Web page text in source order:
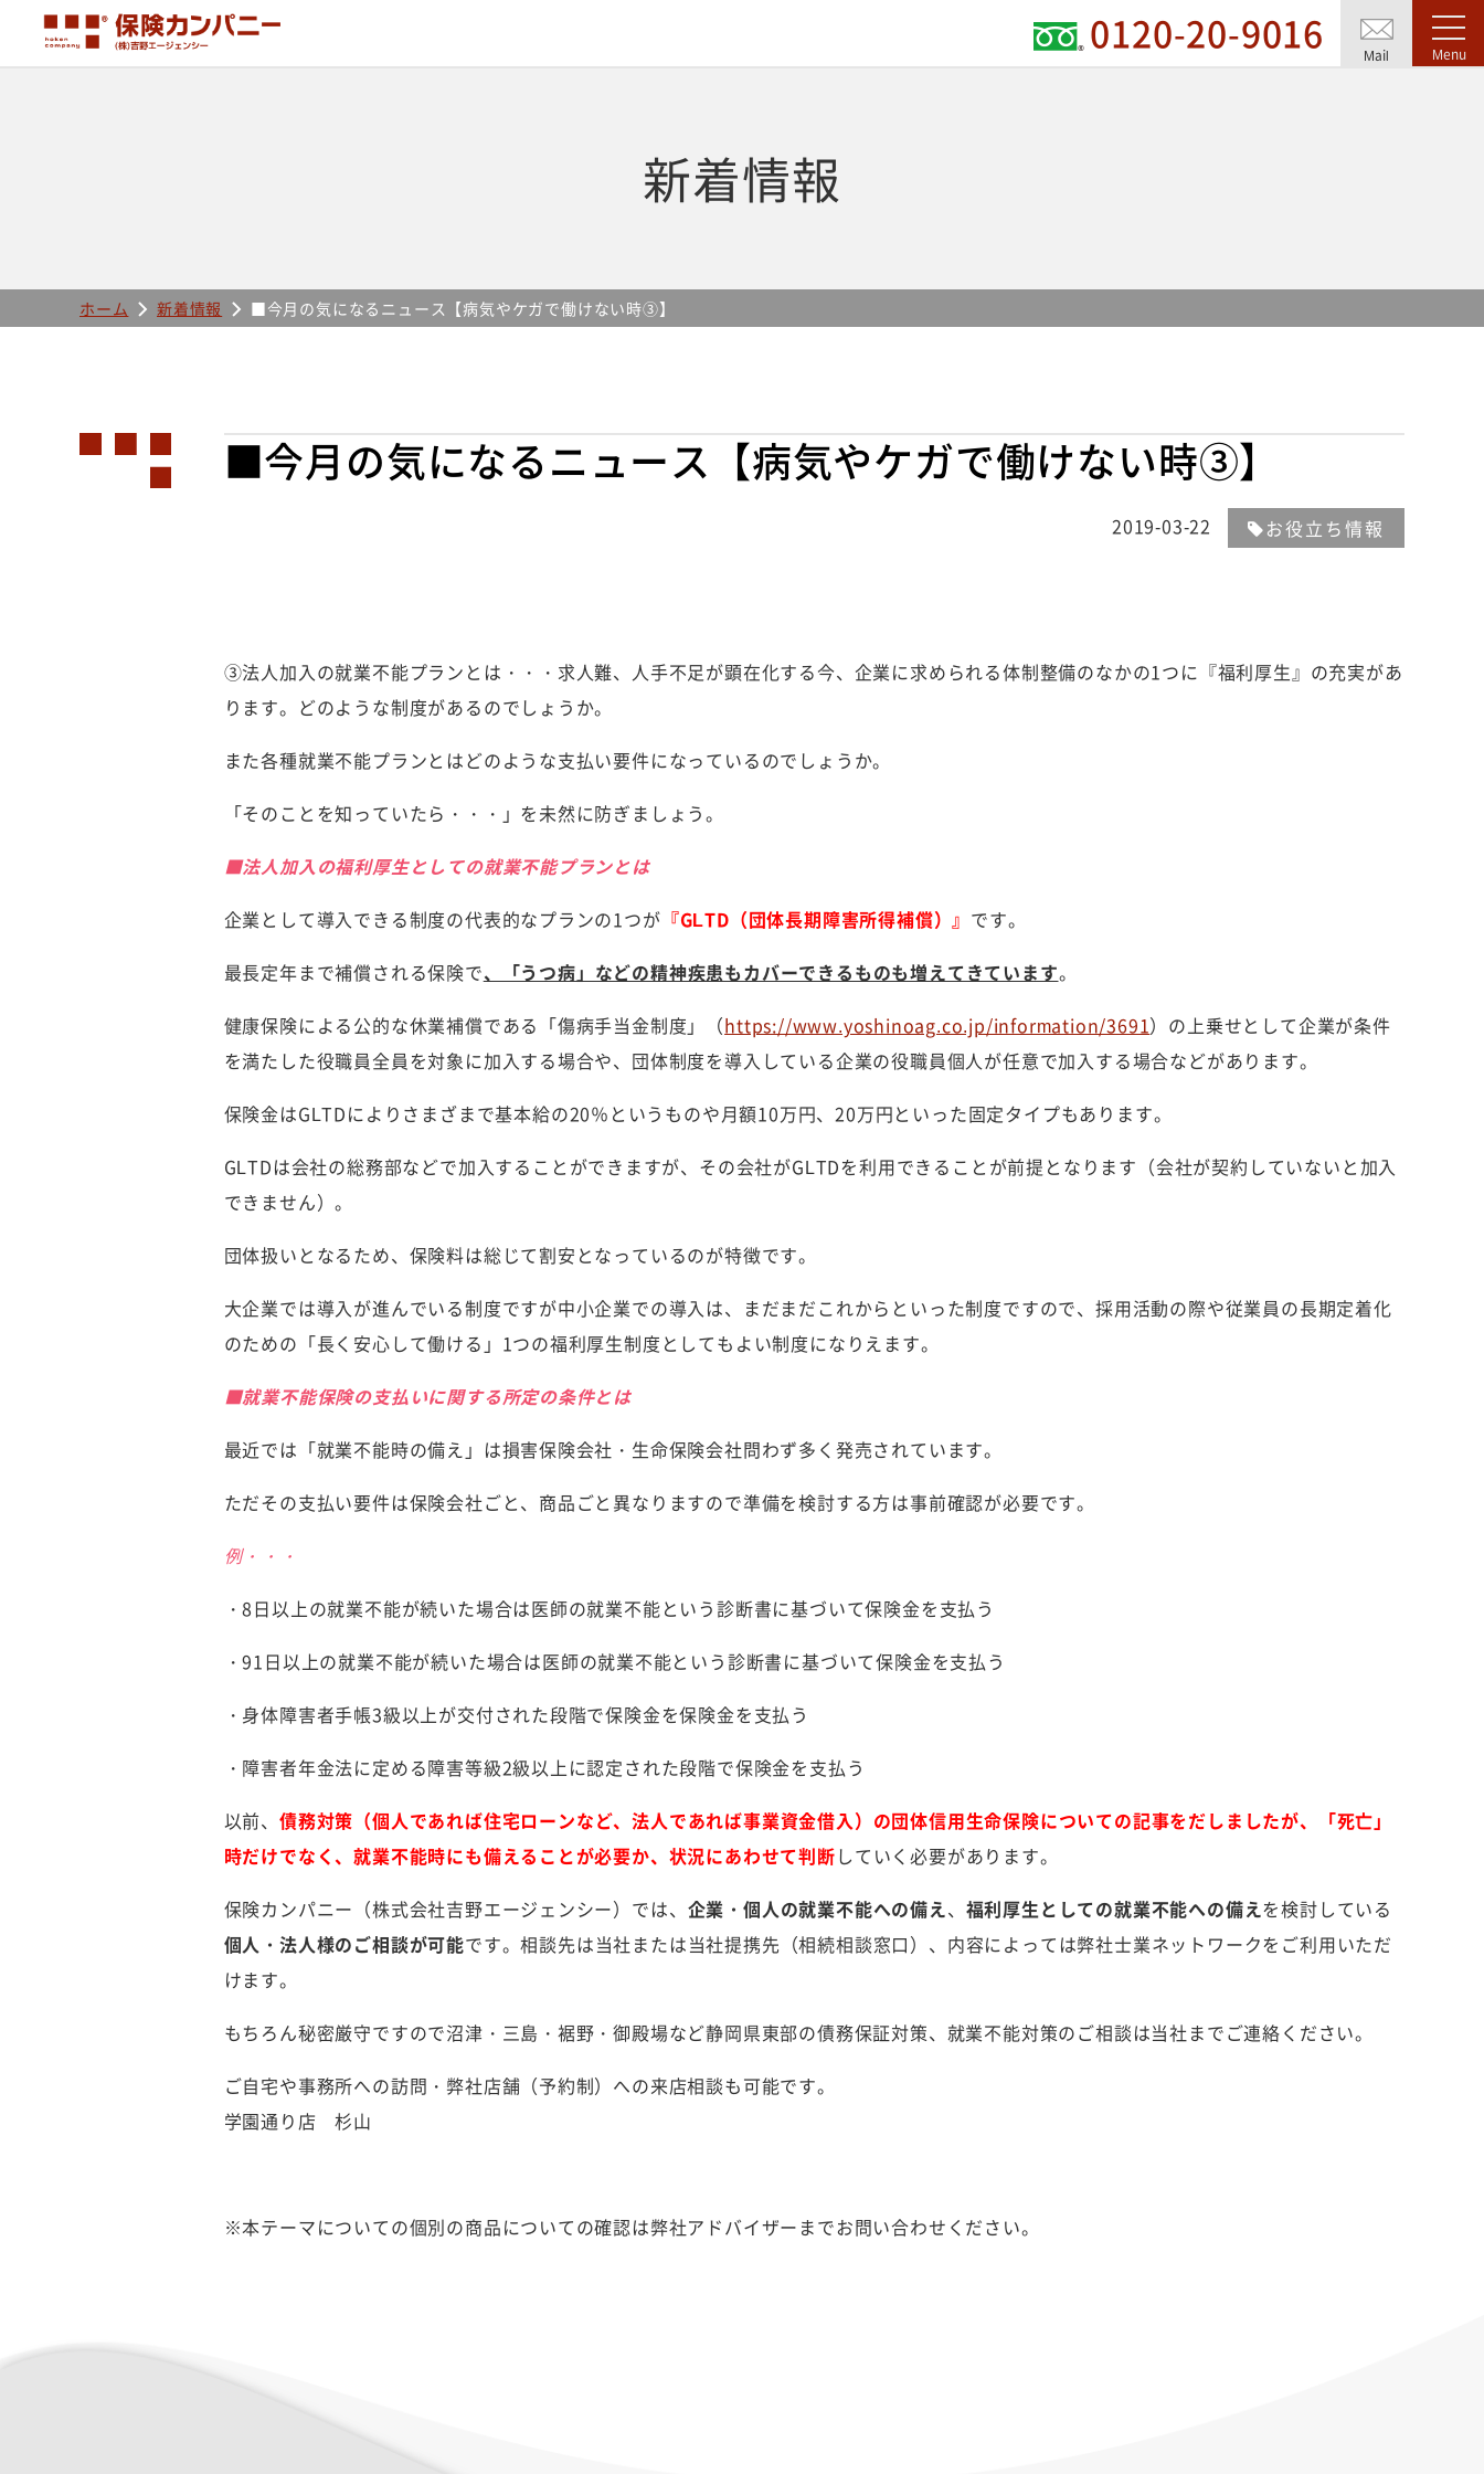
0120-20-9016 Mail Menu
新着情報
ホーム 新着情報 ■今月の気になるニュース【病気やケガで働けない時③】
■今月の気になるニュース【病気やケガで働けない時③】
2019-03-22 お役立ち情報
③法人加入の就業不能プランとは・・・求人難、人手不足が顕在化する今、企業に求められる体制整備のなかの1つに『福利厚生』の充実があ
ります。どのような制度があるのでしょうか。
また各種就業不能プランとはどのような支払い要件になっているのでしょうか。
「そのことを知っていたら・・・」を未然に防ぎましょう。
■法人加入の福利厚生としての就業不能プランとは
企業として導入できる制度の代表的なプランの1つが 『GLTD（団体長期障害所得補償）』 です。
最長定年まで補償される保険で、「うつ病」などの精神疾患もカバーできるものも増えてきています。
健康保険による公的な休業補償である「傷病手当金制度」（https://www.yoshinoag.co.jp/information/3691）の上乗せとして企業が条件
を満たした役職員全員を対象に加入する場合や、団体制度を導入している企業の役職員個人が任意で加入する場合などがあります。
保険金はGLTDによりさまざまで基本給の20％というものや月額10万円、20万円といった固定タイプもあります。
GLTDは会社の総務部などで加入することができますが、その会社がGLTDを利用できることが前提となります（会社が契約していないと加入
できません）。
団体扱いとなるため、保険料は総じて割安となっているのが特徴です。
大企業では導入が進んでいる制度ですが中小企業での導入は、まだまだこれからといった制度ですので、採用活動の際や従業員の長期定着化
のための「長く安心して働ける」1つの福利厚生制度としてもよい制度になりえます。
■就業不能保険の支払いに関する所定の条件とは
最近では「就業不能時の備え」は損害保険会社・生命保険会社問わず多く発売されています。
ただその支払い要件は保険会社ごと、商品ごと異なりますので準備を検討する方は事前確認が必要です。
例・・・
・8日以上の就業不能が続いた場合は医師の就業不能という診断書に基づいて保険金を支払う
・91日以上の就業不能が続いた場合は医師の就業不能という診断書に基づいて保険金を支払う
・身体障害者手帳3級以上が交付された段階で保険金を保険金を支払う
・障害者年金法に定める障害等級2級以上に認定された段階で保険金を支払う
以前、 債務対策（個人であれば住宅ローンなど、法人であれば事業資金借入）の団体信用生命保険についての記事をだしましたが、「死亡」
時だけでなく、就業不能時にも備えることが必要か、状況にあわせて判断していく必要があります。
保険カンパニー（株式会社吉野エージェンシー）では、 企業・個人の就業不能への備え、 福利厚生としての就業不能への備えを検討している
個人・法人様のご相談が可能です。相談先は当社または当社提携先（相続相談窓口）、内容によっては弊社士業ネットワークをご利用いただ
けます。
もちろん秘密厳守ですので沼津・三島・裾野・御殿場など静岡県東部の債務保証対策、就業不能対策のご相談は当社までご連絡ください。
ご自宅や事務所への訪問・弊社店舗（予約制）への来店相談も可能です。
学園通り店 杉山
※本テーマについての個別の商品についての確認は弊社アドバイザーまでお問い合わせください。